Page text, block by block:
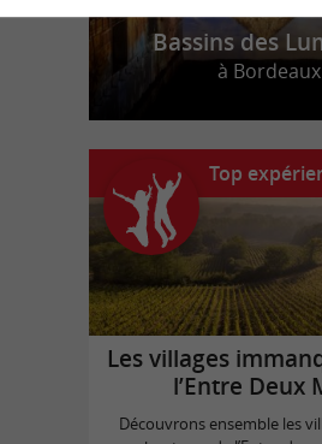
Bassins des
à Bordeaux
Top
Les villages
l’Entre Deux
Découvrons ensemble les